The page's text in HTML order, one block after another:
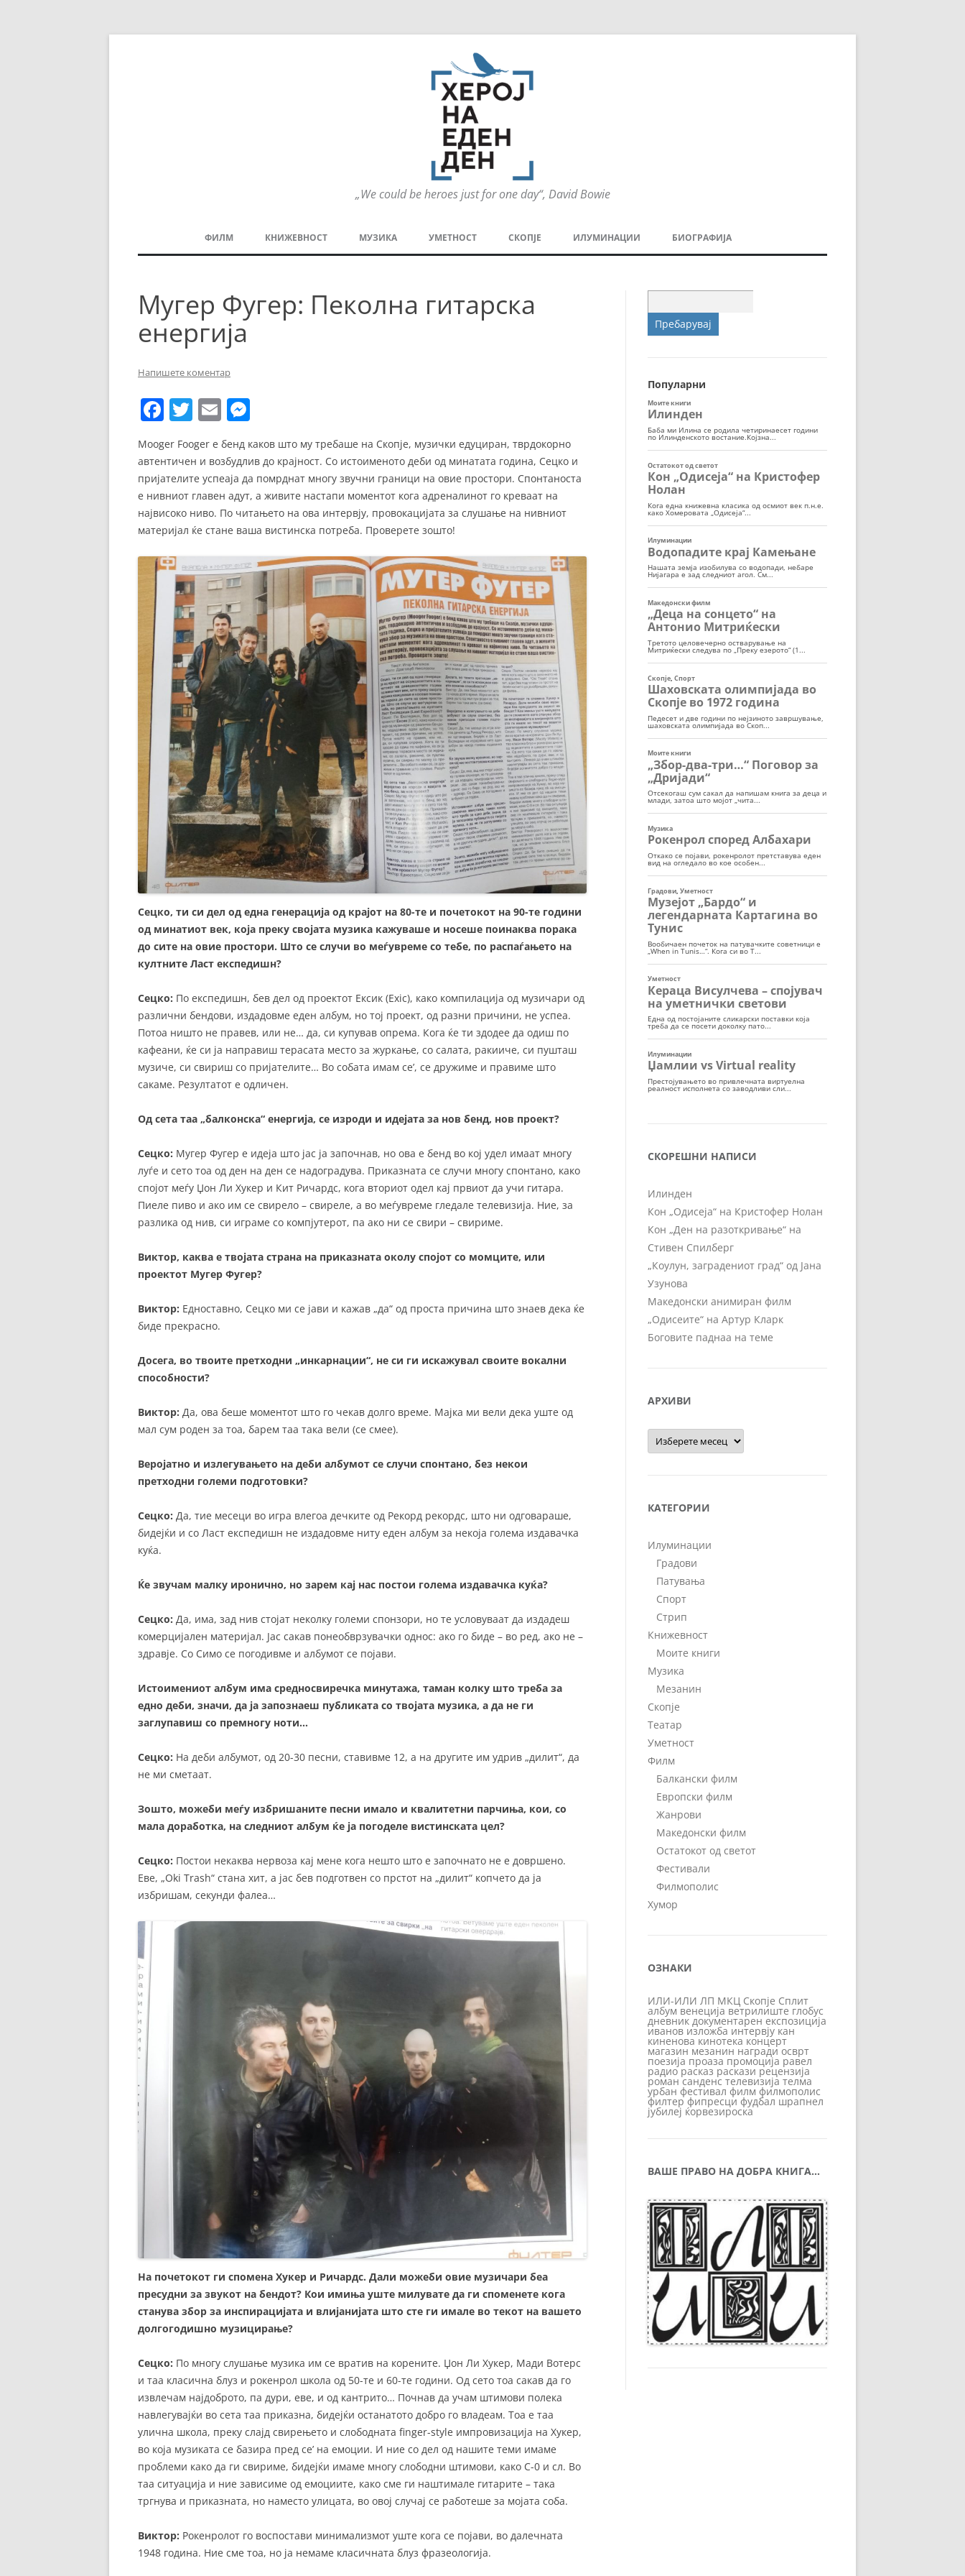
„We could be heroes just for one day“, David Bowie
содржината
ФИЛМ
БАЛКАНСКИ ФИЛМ
ЕВРОПСКИ ФИЛМ
ФИЛМОПОЛИС
КНИЖЕВНОСТ МУЗИКА УМЕТНОСТ СКОПЈЕ ИЛУМИНАЦИИ
СПОРТ
БИОГРАФИЈА
Мугер Фугер: Пеколна гитарска
енергија
Напишете коментар
F
c
e
b
o
k
T
itt
er
E
m
ai
l
ss
e
n
g
Mooger Fooger е бенд каков што му требаше на Скопје, музички едуциран, тврдокорно
автентичен и возбудлив до крајност. Со истоименото деби од минатата година, Сецко и
пријателите успеаја да помрднат многу звучни граници на овие простори. Спонтаноста
е нивниот главен адут, а живите настапи моментот кога адреналинот го креваат на
највисоко ниво. По читањето на ова интервју, провокацијата за слушање на нивниот
материјал ќе стане ваша вистинска потреба. Проверете зошто!
Сецко, ти си дел од една генерација од крајот на 80-те и почетокот на 90-те години
од минатиот век, која преку својата музика кажуваше и носеше поинаква порака
до сите на овие простори. Што се случи во меѓувреме со тебе, по распаѓањето на
култните Ласт експедишн?
Сецко: По експедишн, бев дел од проектот Ексик (Exic), како компилација од музичари од
различни бендови, издадовме еден албум, но тој проект, од разни причини, не успеа.
Потоа ништо не правев, или не… да, си купував опрема. Кога ќе ти здодее да одиш по
кафеани, ќе си ја направиш терасата место за журкање, со салата, ракииче, си пушташ
музиче, си свириш со пријателите… Во собата имам се’, се дружиме и правиме што
сакаме. Резултатот е одличен.
Од сета таа „балконска“ енергија, се изроди и идејата за нов бенд, нов проект?
Сецко: Мугер Фугер е идеја што јас ја започнав, но ова е бенд во кој удел имаат многу
луѓе и сето тоа од ден на ден се надоградува. Приказната се случи многу спонтано, како
спојот меѓу Џон Ли Хукер и Кит Ричардс, кога вториот одел кај првиот да учи гитара.
Пиеле пиво и ако им се свирело – свиреле, а во меѓувреме гледале телевизија. Ние, за
разлика од нив, си играме со компјутерот, па ако ни се свири – свириме.
Виктор, каква е твојата страна на приказната околу спојот со момците, или
проектот Мугер Фугер?
Виктор: Едноставно, Сецко ми се јави и кажав „да“ од проста причина што знаев дека ќе
биде прекрасно.
Досега, во твоите претходни „инкарнации“, не си ги искажувал своите вокални
способности?
Виктор: Да, ова беше моментот што го чекав долго време. Мајка ми вели дека уште од
мал сум роден за тоа, барем таа така вели (се смее).
Веројатно и излегувањето на деби албумот се случи спонтано, без некои
претходни големи подготовки?
Сецко: Да, тие месеци во игра влегоа дечките од Рекорд рекордс, што ни одговараше,
бидејќи и со Ласт експедишн не издадовме ниту еден албум за некоја голема издавачка
куќа.
Ќе звучам малку иронично, но зарем кај нас постои голема издавачка куќа?
Сецко: Да, има, зад нив стојат неколку големи спонзори, но те условуваат да издадеш
комерцијален материјал. Јас сакав понеобврзувачки однос: ако го биде – во ред, ако не –
здравје. Со Симо се погодивме и албумот се појави.
Истоимениот албум има средносвиречка минутажа, таман колку што треба за
едно деби, значи, да ја запознаеш публиката со твојата музика, а да не ги
заглупавиш со премногу ноти…
Сецко: На деби албумот, од 20-30 песни, ставивме 12, а на другите им удрив „дилит“, да
не ми сметаат.
Зошто, можеби меѓу избришаните песни имало и квалитетни парчиња, кои, со
мала доработка, на следниот албум ќе ја погоделе вистинската цел?
Сецко: Постои некаква нервоза кај мене кога нешто што е започнато не е довршено.
Еве, „Oki Trash“ стана хит, а јас бев подготвен со прстот на „дилит“ копчето да ја
избришам, секунди фалеа…
На почетокот ги спомена Хукер и Ричардс. Дали можеби овие музичари беа
пресудни за звукот на бендот? Кои имиња уште милувате да ги споменете кога
станува збор за инспирацијата и влијанијата што сте ги имале во текот на вашето
долгогодишно музицирање?
Сецко: По многу слушање музика им се вратив на корените. Џон Ли Хукер, Мади Вотерс
и таа класична блуз и рокенрол школа од 50-те и 60-те години. Од сето тоа сакав да го
извлечам најдоброто, па дури, еве, и од кантрито… Почнав да учам штимови полека
навлегувајќи во сета таа приказна, бидејќи останатото добро го владеам. Тоа е таа
улична школа, преку слајд свирењето и слободната finger-style импровизација на Хукер,
во која музиката се базира пред се’ на емоции. И ние со дел од нашите теми имаме
проблеми како да ги свириме, бидејќи имаме многу слободни штимови, како С-0 и сл. Во
таа ситуација и ние зависиме од емоциите, како сме ги наштимале гитарите – така
тргнува и приказната, но наместо улицата, во овој случај се работеше за мојата соба.
Виктор: Рокенролот го воспостави минимализмот уште кога се појави, во далечната
1948 година. Ние сме тоа, но ја немаме класичната блуз фразеологија.
за:
Популарни
СКОРЕШНИ НАПИСИ
Илинден
Кон „Одисеја“ на Кристофер Нолан
Кон „Ден на разоткривање“ на
Стивен Спилберг
„Коулун, заградениот град“ од Јана
Узунова
Македонски анимиран филм
„Одисеите“ на Артур Кларк
Боговите паднаа на теме
АРХИВИ
Архиви
КАТЕГОРИИ
Илуминации
Градови
Патувања
Спорт
Стрип
Книжевност
Моите книги
Музика
Мезанин
Скопје
Театар
Уметност
Филм
Балкански филм
Европски филм
Жанрови
Македонски филм
Остатокот од светот
Фестивали
Филмополис
Хумор
ОЗНАКИ
ИЛИ-ИЛИ ЛП МКЦ Скопје Сплит
албум венеција ветрилиште глобус
дневник документарен експозиција
иванов изложба интервју кан
киненова кинотека концерт
магазин мезанин награди осврт
поезија проаза промоција равел
радио расказ раскази рецензија
роман санденс телевизија телма
урбан фестивал филм филмополис
филтер фипресци фудбал шрапнел
јубилеј ќорвезироска
ВАШЕ ПРАВО НА ДОБРА КНИГА…